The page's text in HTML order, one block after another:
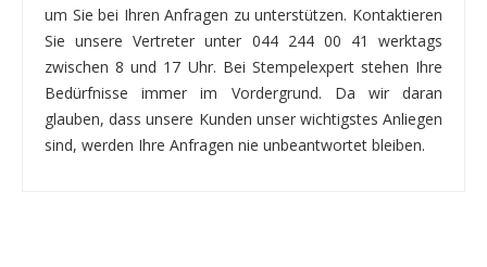
um Sie bei Ihren Anfragen zu unterstützen. Kontaktieren
Sie unsere Vertreter unter 044 244 00 41 werktags
zwischen 8 und 17 Uhr. Bei Stempelexpert stehen Ihre
Bedürfnisse immer im Vordergrund. Da wir daran
glauben, dass unsere Kunden unser wichtigstes Anliegen
sind, werden Ihre Anfragen nie unbeantwortet bleiben.